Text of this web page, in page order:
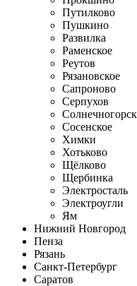
Путилково
Пушкино
Развилка
Раменское
Реутов
Рязановское
Сапроново
Серпухов
Солнечногорск
Сосенское
Химки
Хотьково
Щёлково
Щербинка
Электросталь
Электроугли
Ям
Нижний Новгород
Пенза
Рязань
Санкт-Петербург
Саратов